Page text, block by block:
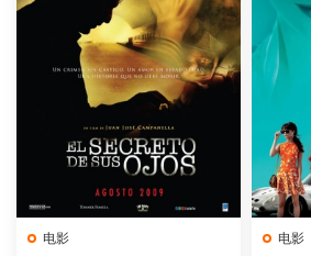
电影 电影